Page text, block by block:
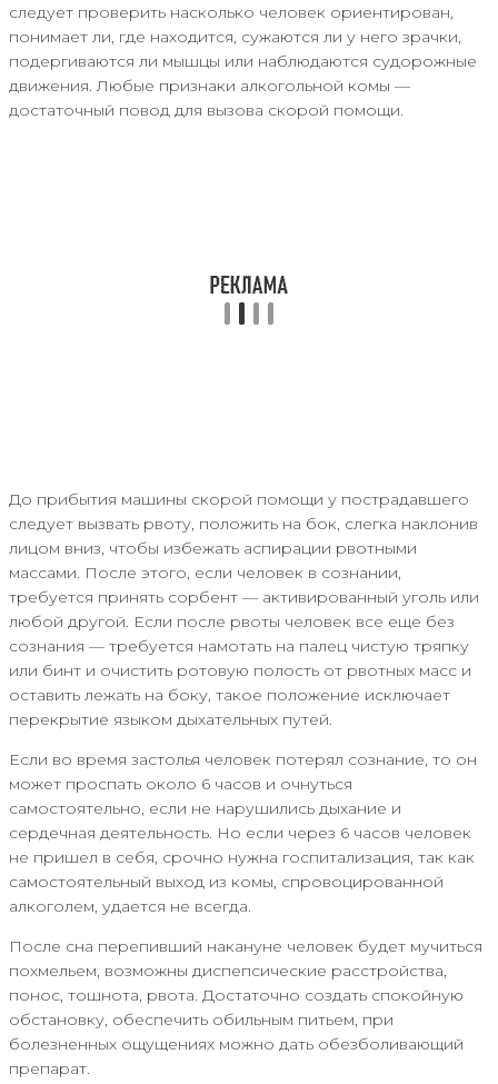
следует проверить насколько человек ориентирован,
понимает ли, где находится, сужаются ли у него зрачки,
подергиваются ли мышцы или наблюдаются судорожные
движения. Любые признаки алкогольной комы —
достаточный повод для вызова скорой помощи.
До прибытия машины скорой помощи у пострадавшего
следует вызвать рвоту, положить на бок, слегка наклонив
лицом вниз, чтобы избежать аспирации рвотными
массами. После этого, если человек в сознании,
требуется принять сорбент — активированный уголь или
любой другой. Если после рвоты человек все еще без
сознания — требуется намотать на палец чистую тряпку
или бинт и очистить ротовую полость от рвотных масс и
оставить лежать на боку, такое положение исключает
перекрытие языком дыхательных путей.
Если во время застолья человек потерял сознание, то он
может проспать около 6 часов и очнуться
самостоятельно, если не нарушились дыхание и
сердечная деятельность. Но если через 6 часов человек
не пришел в себя, срочно нужна госпитализация, так как
самостоятельный выход из комы, спровоцированной
алкоголем, удается не всегда.
После сна перепивший накануне человек будет мучиться
похмельем, возможны диспепсические расстройства,
понос, тошнота, рвота. Достаточно создать спокойную
обстановку, обеспечить обильным питьем, при
болезненных ощущениях можно дать обезболивающий
препарат.